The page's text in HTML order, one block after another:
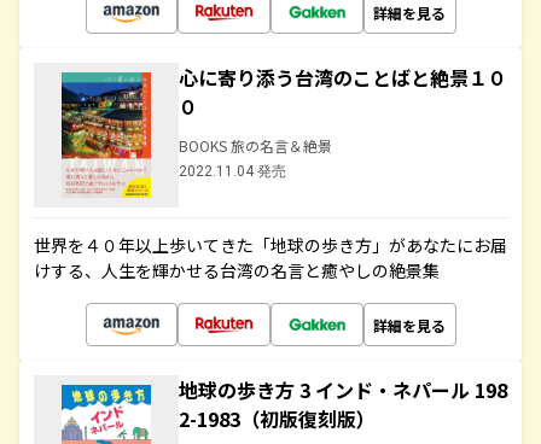
詳細を見る
心に寄り添う台湾のことばと絶景１０
０
BOOKS 旅の名言＆絶景
2022.11.04 発売
世界を４０年以上歩いてきた「地球の歩き方」があなたにお届
けする、人生を輝かせる台湾の名言と癒やしの絶景集
詳細を見る
地球の歩き方 3 インド・ネパール 198
2-1983（初版復刻版）